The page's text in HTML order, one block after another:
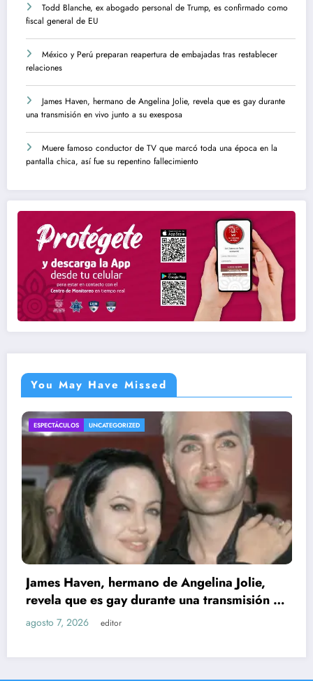
Todd Blanche, ex abogado personal de Trump, es confirmado como
fiscal general de EU
México y Perú preparan reapertura de embajadas tras restablecer
relaciones
James Haven, hermano de Angelina Jolie, revela que es gay durante
una transmisión en vivo junto a su exesposa
Muere famoso conductor de TV que marcó toda una época en la
pantalla chica, así fue su repentino fallecimiento
You May Have Missed
de Angelina Jolie,
durante una transmisión en
ENTRETENIMIENTO